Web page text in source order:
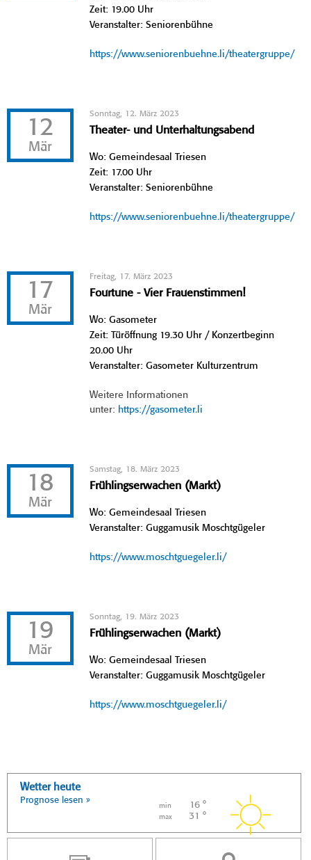
Zeit: 19.00 Uhr
Veranstalter: Seniorenbühne
https://www.seniorenbuehne.li/theatergruppe/
12
Mär
Sonntag, 12. März 2023
Theater- und Unterhaltungsabend
Wo: Gemeindesaal Triesen
Zeit: 17.00 Uhr
Veranstalter: Seniorenbühne
https://www.seniorenbuehne.li/theatergruppe/
17
Mär
Freitag, 17. März 2023
Fourtune - Vier Frauenstimmen!
Wo: Gasometer
Zeit: Türöffnung 19.30 Uhr / Konzertbeginn
20.00 Uhr
Veranstalter: Gasometer Kulturzentrum
Weitere Informationen
unter: https://gasometer.li
18
Mär
Samstag, 18. März 2023
Frühlingserwachen (Markt)
Wo: Gemeindesaal Triesen
Veranstalter: Guggamusik Moschtgügeler
https://www.moschtguegeler.li/
19
Mär
Sonntag, 19. März 2023
Frühlingserwachen (Markt)
Wo: Gemeindesaal Triesen
Veranstalter: Guggamusik Moschtgügeler
https://www.moschtguegeler.li/
Wetter heute
Prognose lesen »
min 16 °
max 31 °